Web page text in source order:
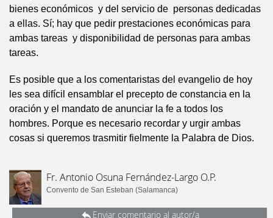
bienes económicos y del servicio de personas dedicadas
a ellas. Sí; hay que pedir prestaciones económicas para
ambas tareas y disponibilidad de personas para ambas
tareas.
Es posible que a los comentaristas del evangelio de hoy
les sea difícil ensamblar el precepto de constancia en la
oración y el mandato de anunciar la fe a todos los
hombres. Porque es necesario recordar y urgir ambas
cosas si queremos trasmitir fielmente la Palabra de Dios.
Fr. Antonio Osuna Fernández-Largo O.P.
Convento de San Esteban (Salamanca)
Enviar comentario al autor/a